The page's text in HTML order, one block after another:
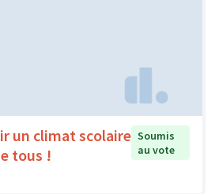
un climat scolaire
tous !
Soumis
au vote